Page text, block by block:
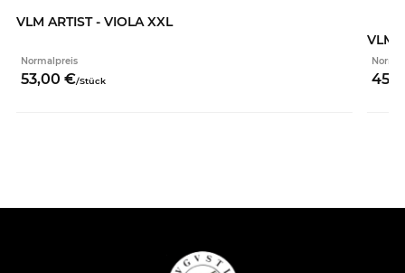
VLM ARTIST - VIOLA XXL
Normalpreis
53,00 €/Stück
VLM
45,